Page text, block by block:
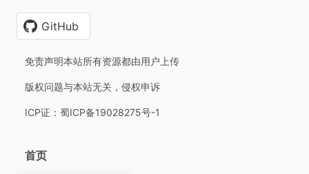
GitHub
免责声明本站所有资源都由用户上传
版权问题与本站无关，侵权申诉
ICP证：蜀ICP备19028275号-1
首页